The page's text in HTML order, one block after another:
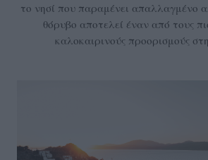
το νησί που παραμένει απαλλαγμένο
θόρυβο αποτελεί έναν από τους
καλοκαιρινούς προορισμούς